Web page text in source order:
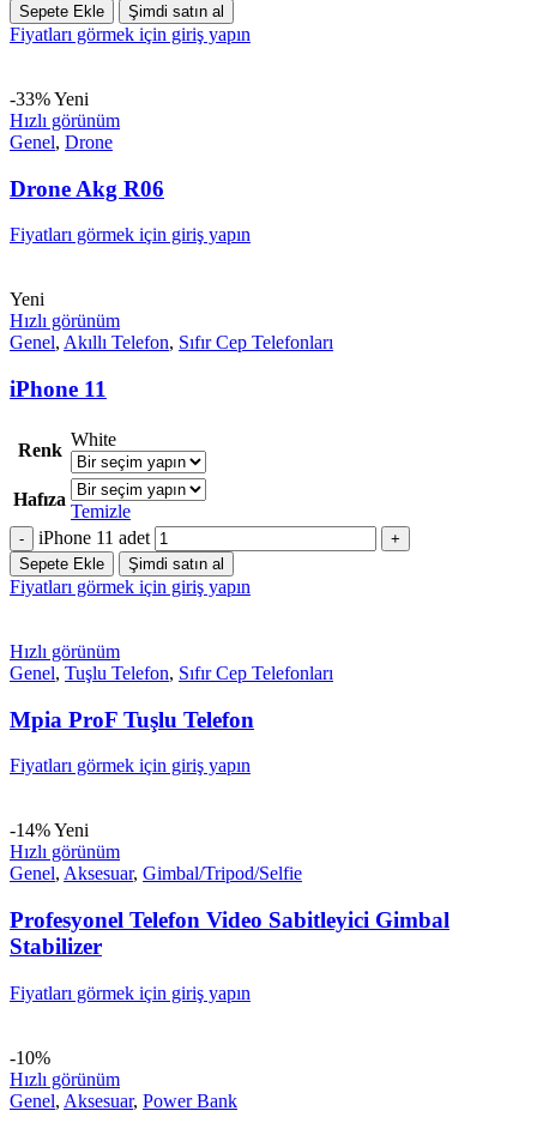
Sepete Ekle Şimdi satın al
Fiyatları görmek için giriş yapın
-33%Yeni
Hızlı görünüm
Genel, Drone
Drone Akg R06
Fiyatları görmek için giriş yapın
Yeni
Hızlı görünüm
Genel, Akıllı Telefon, Sıfır Cep Telefonları
iPhone 11
Renk
White
Hafıza
Temizle
iPhone 11 adet
Sepete Ekle Şimdi satın al
Fiyatları görmek için giriş yapın
Hızlı görünüm
Genel, Tuşlu Telefon, Sıfır Cep Telefonları
Mpia ProF Tuşlu Telefon
Fiyatları görmek için giriş yapın
-14%Yeni
Hızlı görünüm
Genel, Aksesuar, Gimbal/Tripod/Selfie
Profesyonel Telefon Video Sabitleyici Gimbal
Stabilizer
Fiyatları görmek için giriş yapın
-10%
Hızlı görünüm
Genel, Aksesuar, Power Bank